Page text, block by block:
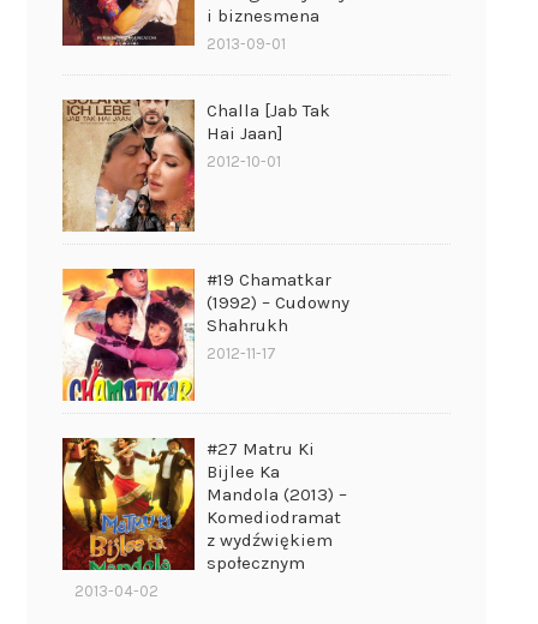
i biznesmena
2013-09-01
Challa [Jab Tak
Hai Jaan]
2012-10-01
#19 Chamatkar
(1992) – Cudowny
Shahrukh
2012-11-17
#27 Matru Ki
Bijlee Ka
Mandola (2013) –
Komediodramat
z wydźwiękiem
społecznym
2013-04-02